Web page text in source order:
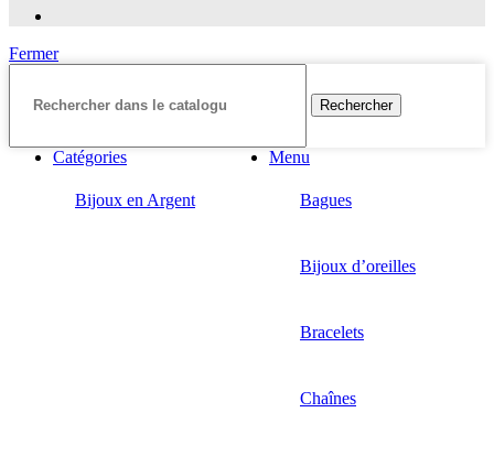
Fermer
Rechercher
Catégories Menu
Bijoux en Argent Bagues
Bijoux d’oreilles
Bracelets
Chaînes